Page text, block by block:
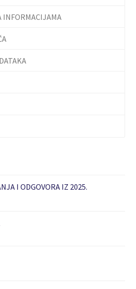
INFORMACIJAMA
I ODGOVORA IZ 2025.